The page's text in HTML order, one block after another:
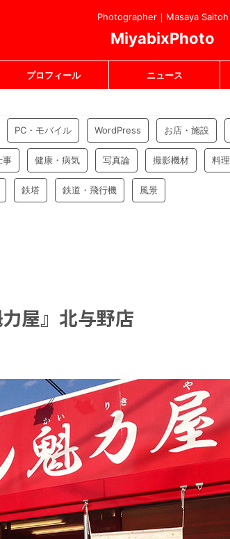
Photographer｜Masaya Saitoh
MiyabixPhoto
プロフィール ニュース
PC・モバイル WordPress お店・施設
事 健康・病気 写真論 撮影機材 料理
鉄塔 鉄道・飛行機 風景
屋』北与野店